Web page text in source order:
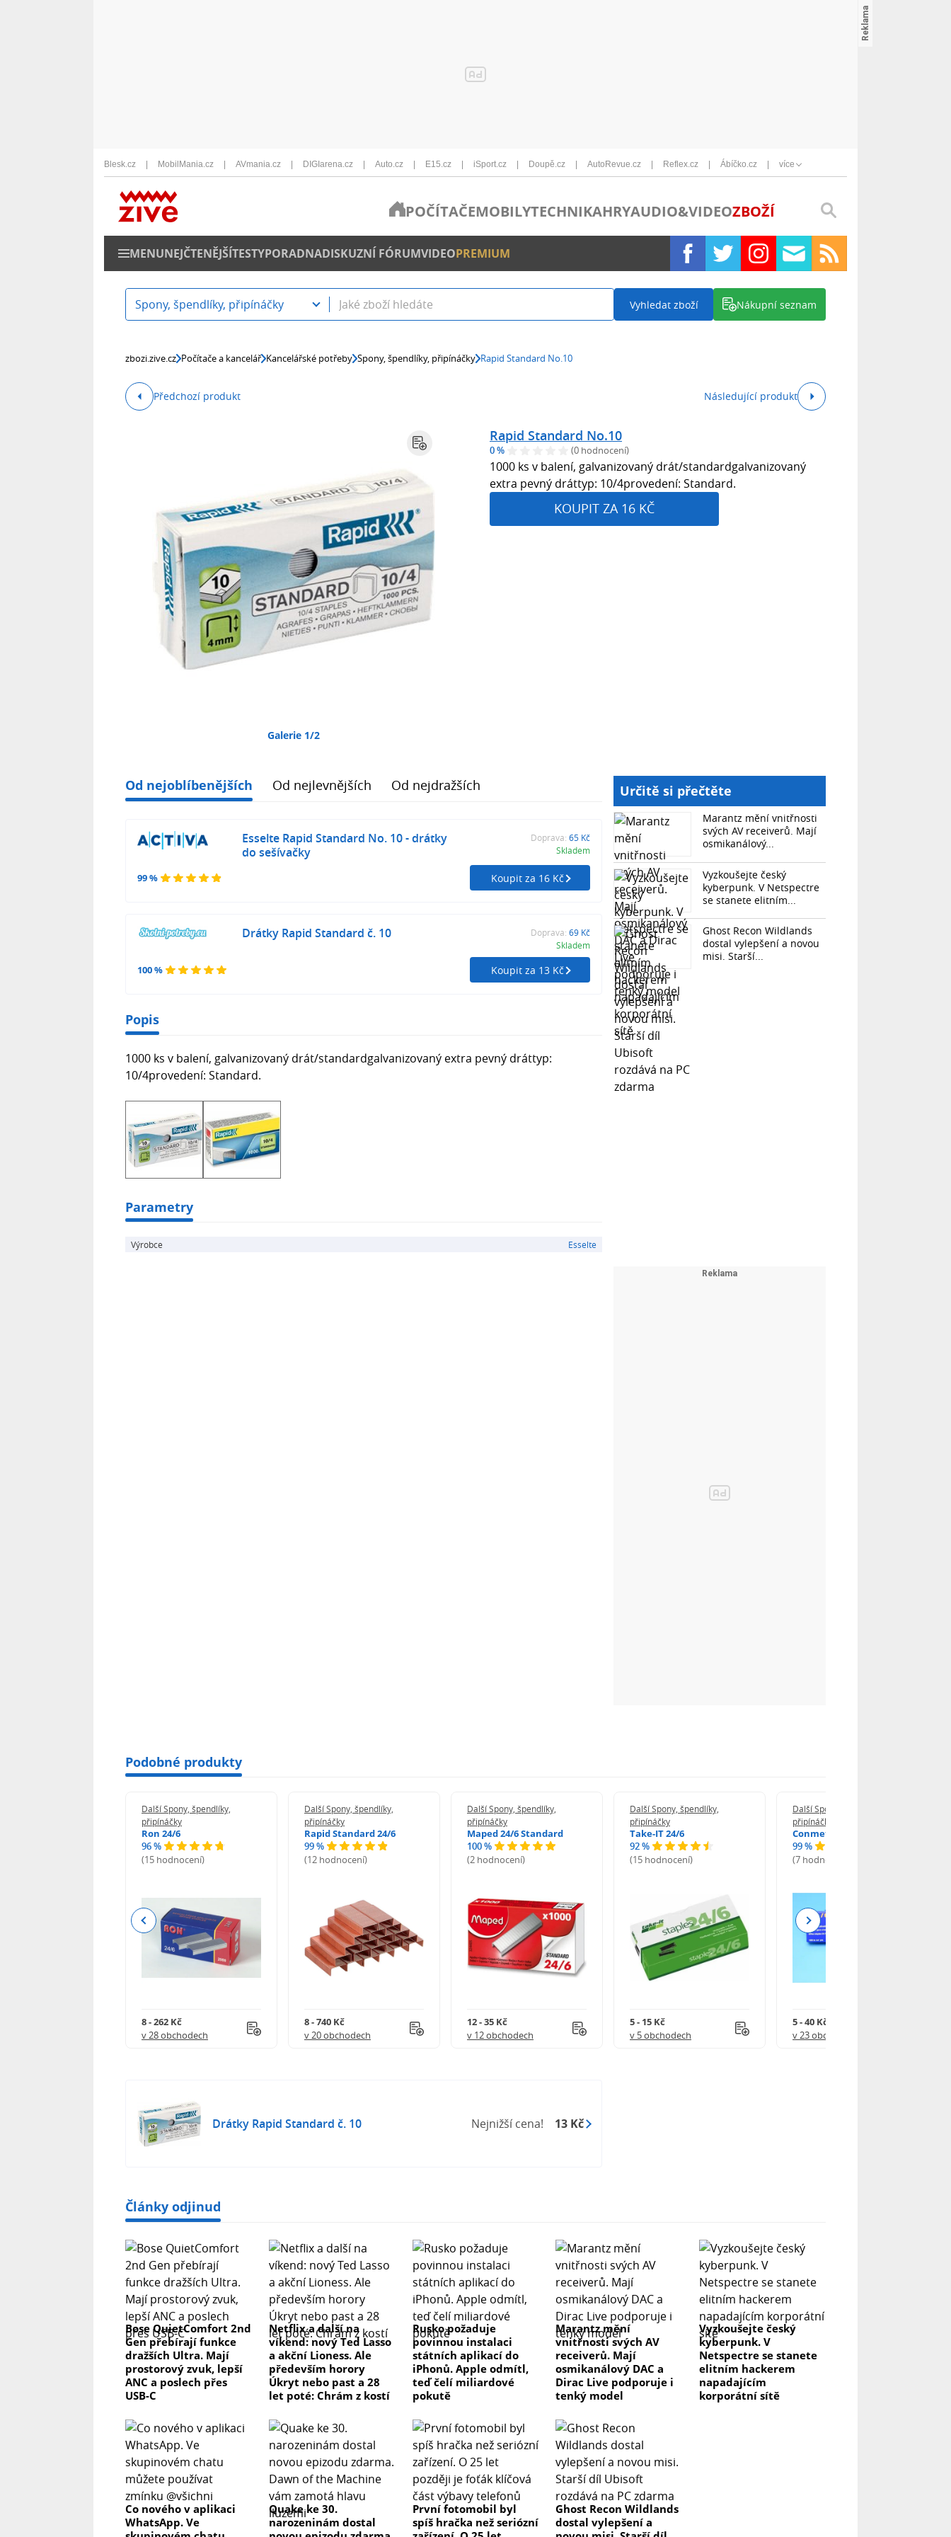
Blesk.cz MobilMania.cz AVmania.cz DIGIarena.cz Auto.cz E15.cz iSport.cz Doupě.cz AutoRevue.cz Reflex.cz Ábíčko.cz více
POČÍTAČEMOBILYTECHNIKAHRYAUDIO&VIDEOZBOŽÍ
MENUNEJČTENĚJŠÍTESTYPORADNADISKUZNÍ FÓRUMVIDEOPREMIUM
Spony, špendlíky, připínáčky Vyhledat zboží Nákupní seznam
zbozi.zive.cz Počítače a kancelář Kancelářské potřeby Spony, špendlíky, připínáčky Rapid Standard No.10
Předchozí produkt Následující produkt
Galerie 1/2
Rapid Standard No.10
0 % (0 hodnocení)
1000 ks v balení, galvanizovaný drát/standardgalvanizovaný
extra pevný dráttyp: 10/4provedení: Standard.
KOUPIT ZA 16 KČ
Od nejoblíbenějších Od nejlevnějších Od nejdražších
99 %
Esselte Rapid Standard No. 10 - drátky
do sešívačky
Doprava: 65 Kč
Skladem
Koupit za 16 Kč
100 %
Drátky Rapid Standard č. 10 Doprava: 69 Kč
Skladem
Koupit za 13 Kč
Popis
1000 ks v balení, galvanizovaný drát/standardgalvanizovaný extra pevný dráttyp:
10/4provedení: Standard.
Parametry
Výrobce Esselte
Určitě si přečtěte
Marantz mění vnitřnosti
svých AV receiverů. Mají
osmikanálový...
Vyzkoušejte český
kyberpunk. V Netspectre
se stanete elitním...
Ghost Recon Wildlands
dostal vylepšení a novou
misi. Starší...
Podobné produkty
Další Spony, špendlíky,
připínáčky
Ron 24/6
96 %
(15 hodnocení)
8 - 262 Kč
v 28 obchodech
Další Spony, špendlíky,
připínáčky
Rapid Standard 24/6
99 %
(12 hodnocení)
8 - 740 Kč
v 20 obchodech
Další Spony, špendlíky,
připínáčky
Maped 24/6 Standard
100 %
(2 hodnocení)
12 - 35 Kč
v 12 obchodech
Další Spony, špendlíky,
připínáčky
Take-IT 24/6
92 %
(15 hodnocení)
5 - 15 Kč
v 5 obchodech
Další Spony, špendlíky,
připínáčky
Conmetron 24/6
99 %
(7 hodnocení)
5 - 40 Kč
v 23 obchodech
Previous Next
Drátky Rapid Standard č. 10 Nejnižší cena! 13 Kč
Články odjinud
Bose QuietComfort 2nd
Gen přebírají funkce
dražších Ultra. Mají
prostorový zvuk, lepší
ANC a poslech přes
USB-C
Netflix a další na
víkend: nový Ted Lasso
a akční Lioness. Ale
především horory
Úkryt nebo past a 28
let poté: Chrám z kostí
Rusko požaduje
povinnou instalaci
státních aplikací do
iPhonů. Apple odmítl,
teď čelí miliardové
pokutě
Marantz mění
vnitřnosti svých AV
receiverů. Mají
osmikanálový DAC a
Dirac Live podporuje i
tenký model
Vyzkoušejte český
kyberpunk. V
Netspectre se stanete
elitním hackerem
napadajícím
korporátní sítě
Co nového v aplikaci
WhatsApp. Ve
Quake ke 30.
narozeninám dostal
První fotomobil byl
spíš hračka než seriózní
Ghost Recon Wildlands
dostal vylepšení a